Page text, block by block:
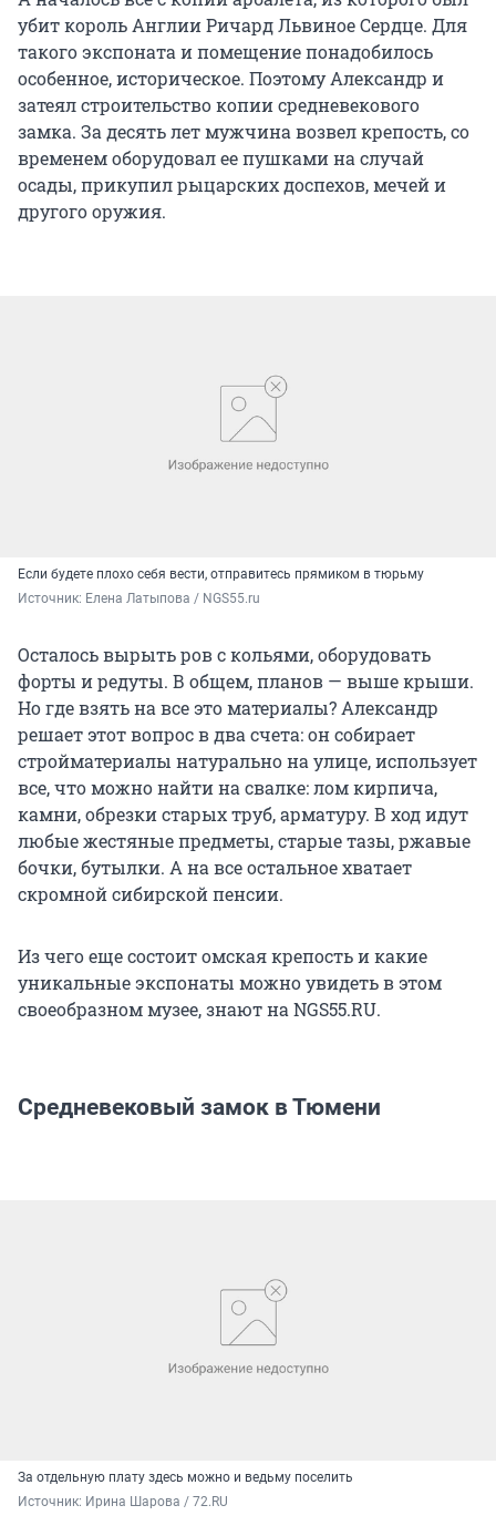
убит король Англии Ричард Львиное Сердце. Для
такого экспоната и помещение понадобилось
особенное, историческое. Поэтому Александр и
затеял строительство копии средневекового
замка. За десять лет мужчина возвел крепость, со
временем оборудовал ее пушками на случай
осады, прикупил рыцарских доспехов, мечей и
другого оружия.
Если будете плохо себя вести, отправитесь прямиком в тюрьму
Источник: Елена Латыпова / NGS55.ru
Осталось вырыть ров с кольями, оборудовать
форты и редуты. В общем, планов — выше крыши.
Но где взять на все это материалы? Александр
решает этот вопрос в два счета: он собирает
стройматериалы натурально на улице, использует
все, что можно найти на свалке: лом кирпича,
камни, обрезки старых труб, арматуру. В ход идут
любые жестяные предметы, старые тазы, ржавые
бочки, бутылки. А на все остальное хватает
скромной сибирской пенсии.
Из чего еще состоит омская крепость и какие
уникальные экспонаты можно увидеть в этом
своеобразном музее, знают на NGS55.RU.
Средневековый замок в Тюмени
За отдельную плату здесь можно и ведьму поселить
Источник: Ирина Шарова / 72.RU